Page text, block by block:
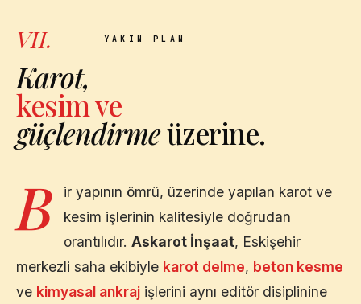
VII. YAKIN PLAN
Karot,
kesim ve
güçlendirmeüzerine.
B
ir yapının ömrü, üzerinde yapılan karot ve
kesim işlerinin kalitesiyle doğrudan
orantılıdır. Askarot İnşaat, Eskişehir
merkezli saha ekibiyle karot delme, beton kesme
ve kimyasal ankraj işlerini aynı editör disiplinine